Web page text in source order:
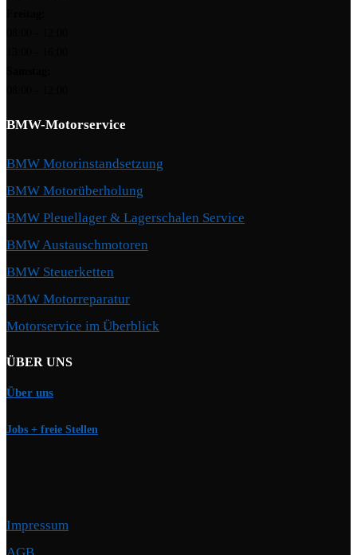
BMW-Motorservice
BMW Motorinstandsetzung
BMW Motorüberholung
BMW Pleuellager & Lagerschalen Service
BMW Austauschmotoren
BMW Steuerketten
BMW Motorreparatur
Motorservice im Überblick
ÜBER UNS
Über uns
Jobs + freie Stellen
Impressum